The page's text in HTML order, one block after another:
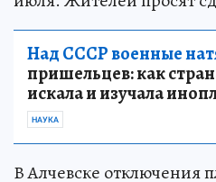
Над СССР военные
пришельцев: как
искала и изучала
НАУКА
В Алчевске отключения